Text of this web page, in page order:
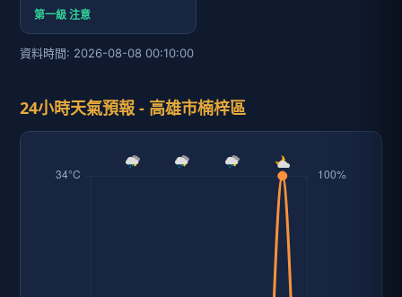
第一級 注意
資料時間: 2026-08-08 00:10:00
24小時天氣預報 - 高雄市楠梓區